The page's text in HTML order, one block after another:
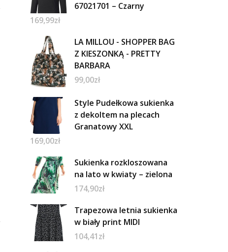
67021701 – Czarny
169,99zł
LA MILLOU - SHOPPER BAG
Z KIESZONKĄ - PRETTY
BARBARA
99,00zł
Style Pudełkowa sukienka
z dekoltem na plecach
Granatowy XXL
169,00zł
Sukienka rozkloszowana
na lato w kwiaty – zielona
174,90zł
Trapezowa letnia sukienka
w biały print MIDI
104,41zł